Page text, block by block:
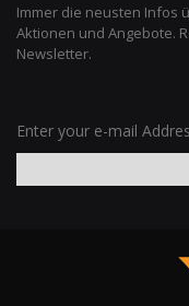
Immer die neusten Infos
Aktionen und Angebote.
Newsletter.
Enter your e-mail